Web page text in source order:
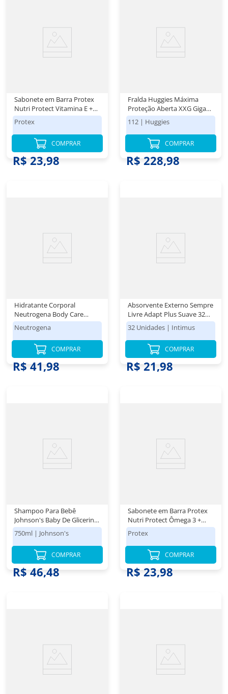
Sabonete em Barra Protex
Nutri Protect Vitamina E +
Glicerina 8x85g
Protex
R$ 23,98
COMPRAR
Fralda Huggies Máxima
Proteção Aberta XXG Giga
112 Unidades
112 | Huggies
R$ 228,98
COMPRAR
Hidratante Corporal
Neutrogena Body Care
Intensive Hidrata & Repara
400ml
Neutrogena
R$ 41,98
COMPRAR
Absorvente Externo Sempre
Livre Adapt Plus Suave 32
Unidades Leve Mais Pague
Menos
32 Unidades | Intimus
R$ 21,98
COMPRAR
Shampoo Para Bebê
Johnson's Baby De Glicerina
750ml
750ml | Johnson's
R$ 46,48
COMPRAR
Sabonete em Barra Protex
Nutri Protect Ômega 3 +
Glicerina 8x85g
Protex
R$ 23,98
COMPRAR